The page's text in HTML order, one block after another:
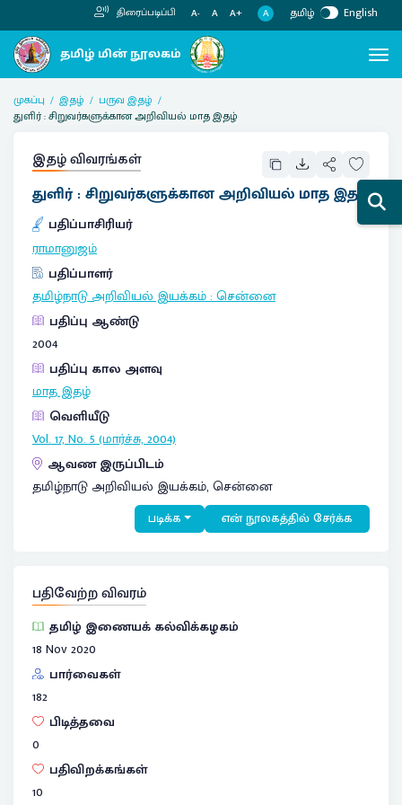
திரைப்படிப்பி A- A A+ A தமிழ் English
முகப்பு இதழ்
பருவ இதழ்
துளிர் : சிறுவர்களுக்கான அறிவியல் மாத இதழ்
இதழ் விவரங்கள்
துளிர் : சிறுவர்களுக்கான அறிவியல் மாத இதழ்
பதிப்பாசிரியர்
ராமானுஜம்
பதிப்பாளர்
தமிழ்நாடு அறிவியல் இயக்கம்:சென்னை
பதிப்பு ஆண்டு
2004
பதிப்பு கால அளவு
மாத இதழ்
வெளியீடு
Vol. 17, No. 5 (மார்ச்சு, 2004)
ஆவண இருப்பிடம்
தமிழ்நாடு அறிவியல் இயக்கம், சென்னை
படிக்க என் நூலகத்தில் சேர்க்க
பதிவேற்ற விவரம்
தமிழ் இணையக் கல்விக்கழகம்
18 Nov 2020
பார்வைகள்
182
பிடித்தவை
0
பதிவிறக்கங்கள்
10